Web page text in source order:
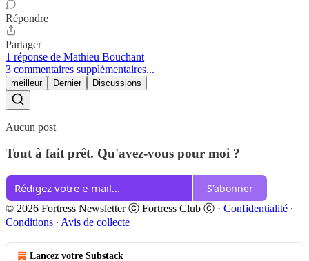
Répondre
Partager
1 réponse de Mathieu Bouchant
3 commentaires supplémentaires...
meilleur Dernier Discussions
Aucun post
Tout à fait prêt. Qu'avez-vous pour moi ?
S'abonner
© 2026 Fortress Newsletter ⓒ Fortress Club ⓒ · Confidentialité ∙
Conditions ∙ Avis de collecte
Lancez votre Substack